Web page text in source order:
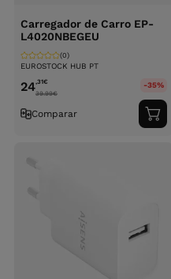
Carregador de Carro EP-
L4020NBEGEU
EUROSTOCK HUB PT
(0)
24,31€
39.99€
-35%
Comparar
ao